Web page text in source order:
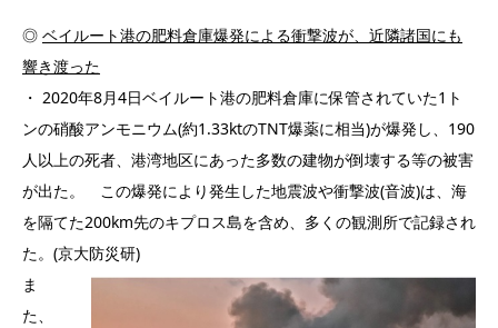
◎ ベイルート港の肥料倉庫爆発による衝撃波が、近隣諸国にも
響き渡った
・ 2020年8月4日ベイルート港の肥料倉庫に保管されていた1ト
ンの硝酸アンモニウム(約1.33ktのTNT爆薬に相当)が爆発し、190
人以上の死者、港湾地区にあった多数の建物が倒壊する等の被害
が出た。 この爆発により発生した地震波や衝撃波(音波)は、海
を隔てた200km先のキプロス島を含め、多くの観測所で記録され
た。(京大防災研)
ま
た、